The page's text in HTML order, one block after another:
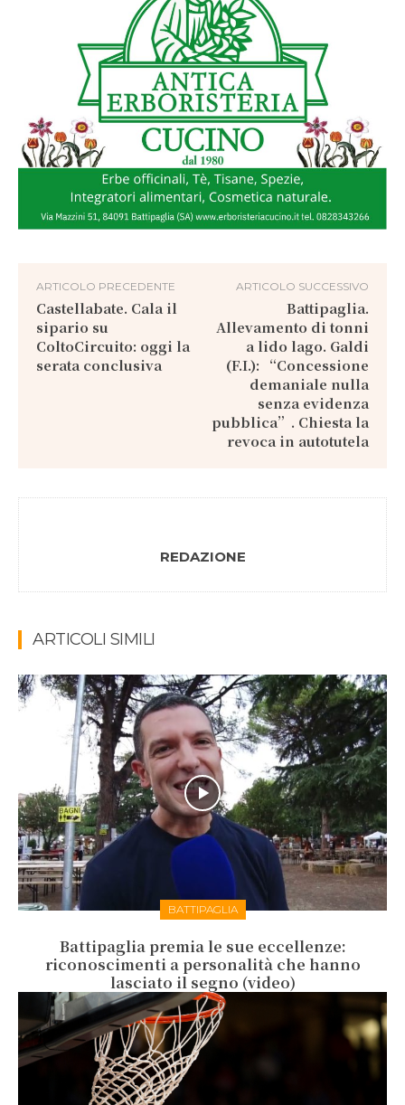
ARTICOLO PRECEDENTE
Castellabate. Cala il
sipario su
ColtoCircuito: oggi la
serata conclusiva
ARTICOLO SUCCESSIVO
Battipaglia.
Allevamento di tonni
a lido lago. Galdi
(F.I.): “Concessione
demaniale nulla
senza evidenza
pubblica”. Chiesta la
revoca in autotutela
REDAZIONE
ARTICOLI SIMILI
BATTIPAGLIA
Battipaglia premia le sue eccellenze:
riconoscimenti a personalità che hanno
lasciato il segno (video)